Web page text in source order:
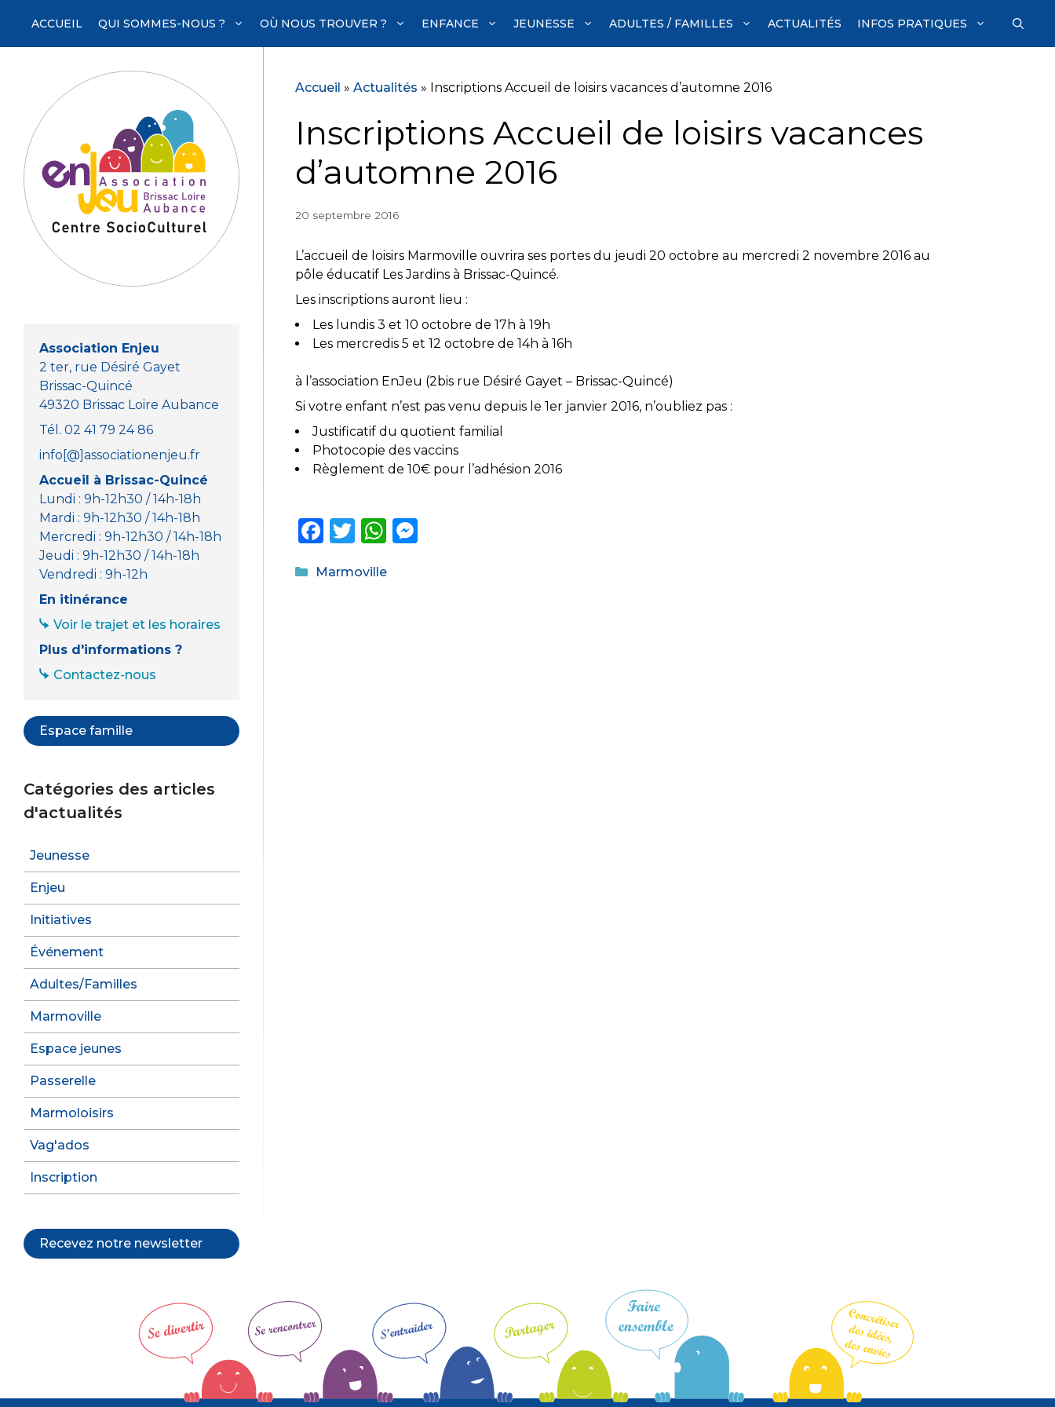
contenu
ACCUEIL QUI SOMMES-NOUS ? OÙ NOUS TROUVER ? ENFANCE JEUNESSE ADULTES / FAMILLES ACTUALITÉS INFOS PRATIQUES
Accueil » Actualités » Inscriptions Accueil de loisirs vacances d’automne 2016
Inscriptions Accueil de loisirs vacances
d’automne 2016
20 septembre 2016
L’accueil de loisirs Marmoville ouvrira ses portes du jeudi 20 octobre au mercredi 2 novembre 2016 au
pôle éducatif Les Jardins à Brissac-Quincé.
Les inscriptions auront lieu :
Les lundis 3 et 10 octobre de 17h à 19h
Les mercredis 5 et 12 octobre de 14h à 16h
à l’association EnJeu (2bis rue Désiré Gayet – Brissac-Quincé)
Si votre enfant n’est pas venu depuis le 1er janvier 2016, n’oubliez pas :
Justificatif du quotient familial
Photocopie des vaccins
Règlement de 10€ pour l’adhésion 2016
F
c
T
it
W
a
Catégories
Marmoville
Association Enjeu
2 ter, rue Désiré Gayet
Brissac-Quincé
49320 Brissac Loire Aubance
Tél. 02 41 79 24 86
info[@]associationenjeu.fr
Accueil à Brissac-Quincé
Lundi : 9h-12h30 / 14h-18h
Mardi : 9h-12h30 / 14h-18h
Mercredi : 9h-12h30 / 14h-18h
Jeudi : 9h-12h30 / 14h-18h
Vendredi : 9h-12h
En itinérance
Voir le trajet et les horaires
Plus d'informations ?
Contactez-nous
Espace famille
Catégories des articles
d'actualités
Jeunesse
Enjeu
Initiatives
Événement
Adultes/Familles
Marmoville
Espace jeunes
Passerelle
Marmoloisirs
Vag'ados
Inscription
Recevez notre newsletter